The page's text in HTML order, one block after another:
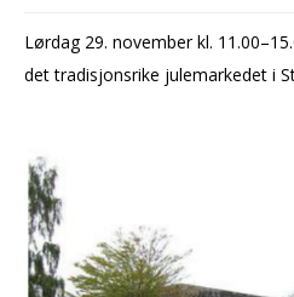
BARN
MENIGHETSBLADET
Lørdag 29. november kl.
det tradisjonsrike julemarkedet i